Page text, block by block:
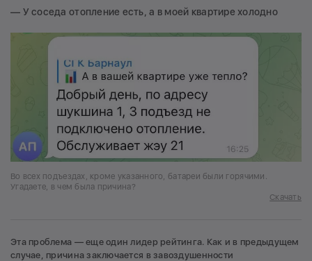
— У соседа отопление есть, а в моей квартире холодно
Во всех подъездах, кроме указанного, батареи были горячими.
Угадаете, в чем была причина?
Скачать
Эта проблема — еще один лидер рейтинга. Как и в предыдущем
случае, причина заключается в завоздушенности